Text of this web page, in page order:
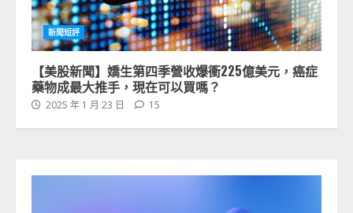
新聞短評
【美股新聞】嬌生第四季營收爆衝225億美元，癌症
藥物成最大推手，現在可以買嗎？
2025 年 1 月 23 日 15